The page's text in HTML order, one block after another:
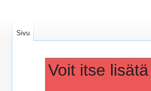
Voit itse
Sivu